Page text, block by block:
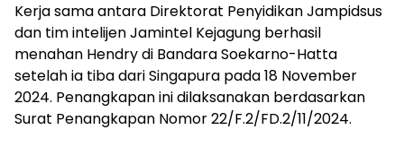
Kerja sama antara Direktorat Penyidikan Jampidsus
dan tim intelijen Jamintel Kejagung berhasil
menahan Hendry di Bandara Soekarno-Hatta
setelah ia tiba dari Singapura pada 18 November
2024. Penangkapan ini dilaksanakan berdasarkan
Surat Penangkapan Nomor 22/F.2/FD.2/11/2024.